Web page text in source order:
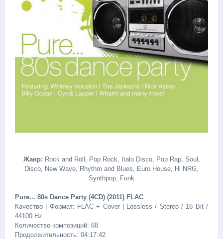
Жанр: Rock and Roll, Pop Rock, Italo Disco, Pop Rap, Soul,
Disco, New Wave, Rhythm and Blues, Euro House, Hi NRG,
Synthpop, Funk
Pure... 80s Dance Party (4CD) (2011) FLAC
Качество | Формат: FLAC + Cover | Lossless / Stereo / 16 Bit /
44100 Hz
Количество композиций: 68
Продолжительность: 04:17:42